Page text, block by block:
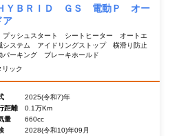
ＨＹＢＲＩＤ ＧＳ 電動Ｐ オー
ア
ッシュスタート シートヒーター オートエ
ステム アイドリングストップ 横滑り防止
ーキング ブレーキホールド
ック
2025(令和7)年
距離
0.1万Km
量
660cc
2028(令和10)年09月